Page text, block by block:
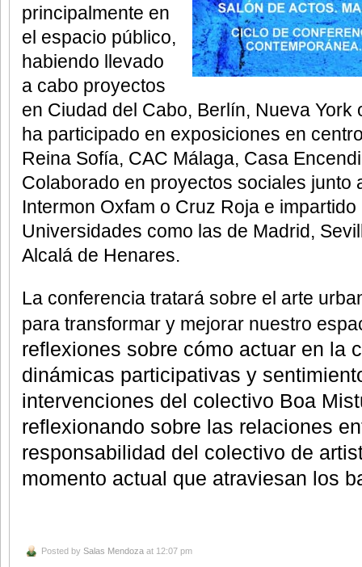
principalmente en
el espacio público,
habiendo llevado
a cabo proyectos
en Ciudad del Cabo, Berlín, Nueva York
ha participado en exposiciones en
Reina Sofía, CAC Málaga, Casa
Colaborado en proyectos sociales junto
Intermon Oxfam o Cruz Roja e
Universidades como las de Madrid,
Alcalá de Henares.
La conferencia tratará sobre el arte
para transformar y mejorar nuestro
reflexiones sobre cómo actuar en la
dinámicas participativas y
intervenciones del colectivo Boa
reflexionando sobre las relaciones
responsabilidad del colectivo de
momento actual que atraviesan los
Posted by Salas Mendoza at 12:07 pm